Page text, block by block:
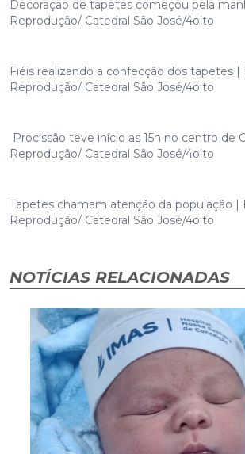
Decoraçao de tapetes começou pela
Reprodução/ Catedral São José/4oito
Fiéis realizando a confecção dos tapetes |
Reprodução/ Catedral São José/4oito
Procissão teve início as 15h no centro de
Reprodução/ Catedral São José/4oito
Tapetes chamam atenção da população |
Reprodução/ Catedral São José/4oito
NOTÍCIAS RELACIONADAS